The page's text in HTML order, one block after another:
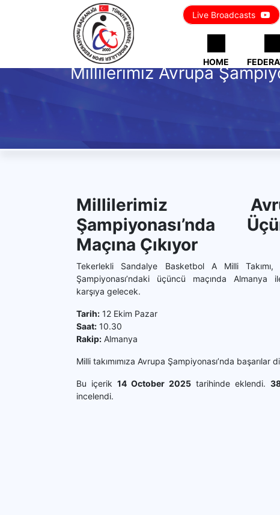
Live Broadcasts
HOME
Millilerimiz Avrupa
Millilerimiz
Şampiyonası’nda
Maçına Çıkıyor
Tekerlekli Sandalye Basketbol A Milli Takımı,
Şampiyonası’ndaki üçüncü maçında Almanya
karşıya gelecek.
Tarih: 12 Ekim Pazar
Saat: 10.30
Rakip: Almanya
Milli takımımıza Avrupa Şampiyonası’nda başarılar
Bu içerik14 October 2025 tarihinde eklendi.
incelendi.